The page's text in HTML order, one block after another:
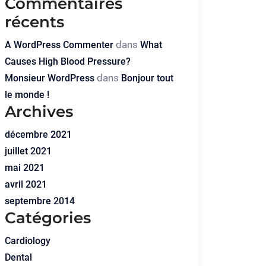
récents
A WordPress Commenter dans What
Causes High Blood Pressure?
Monsieur WordPress dans Bonjour tout
le monde !
Archives
décembre 2021
juillet 2021
mai 2021
avril 2021
septembre 2014
Catégories
Cardiology
Dental